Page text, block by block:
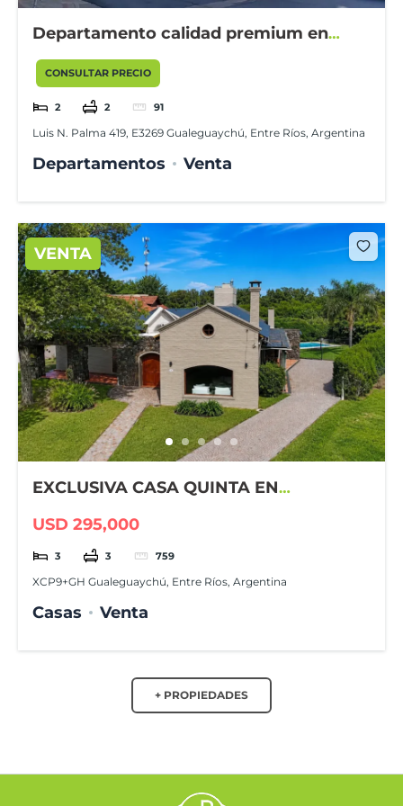
Departamento calidad premium en
edificio Torre Avenida I.
CONSULTAR PRECIO
2 2 91
Luis N. Palma 419, E3269 Gualeguaychú, Entre Ríos, Argentina
Departamentos Venta
VENTA
EXCLUSIVA CASA QUINTA EN
USD 295,000
3 3 759
XCP9+GH Gualeguaychú, Entre Ríos, Argentina
Casas Venta
+ PROPIEDADES